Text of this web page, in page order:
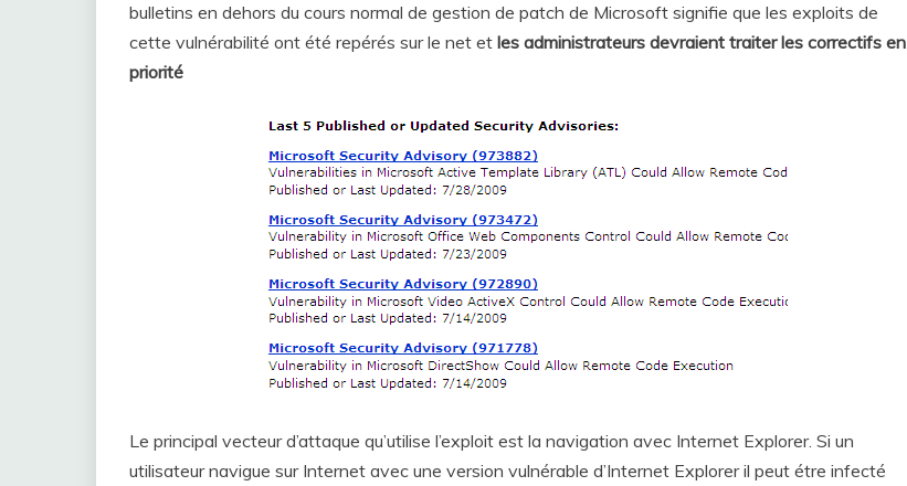
bulletins en dehors du cours normal de gestion de patch de Microsoft signifie que les exploits de
cette vulnérabilité ont été repérés sur le net et les administrateurs devraient traiter les correctifs en
priorité
Le principal vecteur d’attaque qu’utilise l’exploit est la navigation avec Internet Explorer. Si un
utilisateur navigue sur Internet avec une version vulnérable d’Internet Explorer il peut étre infecté